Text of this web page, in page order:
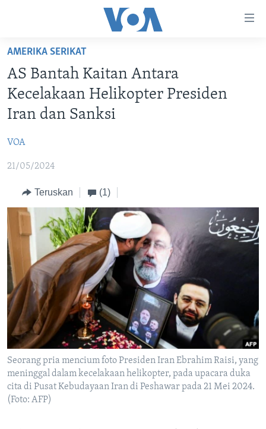
Akses
Lanjut
ke
Konten
Utama
ke
Utama
Lanjut
Pencarian
VIDEO
DAFTAR PROGRAM
IKUTI KAMI
Bahasa-bahasa
AMERIKA SERIKAT
AS Bantah Kaitan Antara
Kecelakaan Helikopter Presiden
Iran dan Sanksi
VOA
21/05/2024
Teruskan (1)
Seorang pria mencium foto Presiden Iran Ebrahim Raisi, yang
meninggal dalam kecelakaan helikopter, pada upacara duka
cita di Pusat Kebudayaan Iran di Peshawar pada 21 Mei 2024.
(Foto: AFP)